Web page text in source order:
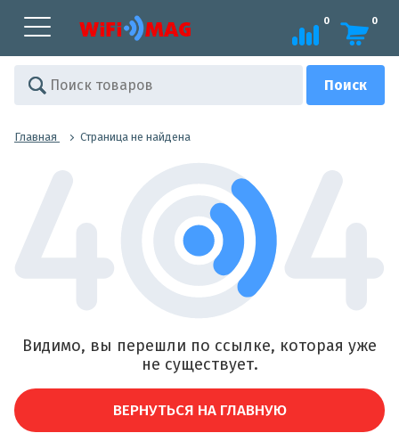
0 0
Главная Страница не найдена
Видимо, вы перешли по ссылке, которая уже
не существует.
ВЕРНУТЬСЯ НА ГЛАВНУЮ